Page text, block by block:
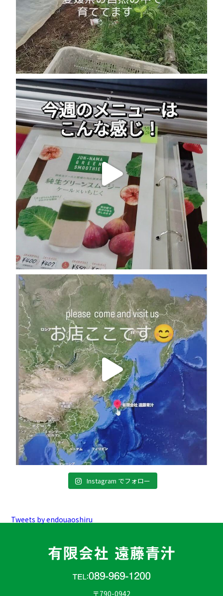
Instagram でフォロー
Tweets by endouaoshiru
〒790-0942